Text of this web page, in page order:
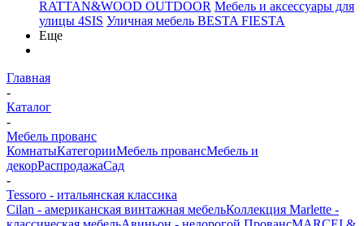
RATTAN&WOOD OUTDOOR Мебель и аксессуары для
улицы 4SIS Уличная мебель BESTA FIESTA
Еще
Главная
-
Каталог
-
Мебель прованс
КомнатыКатегорииМебель провансМебель и
декорРаспродажаСад
-
Tessoro - итальянская классика
Cilan - американская винтажная мебельКоллекция Marlette -